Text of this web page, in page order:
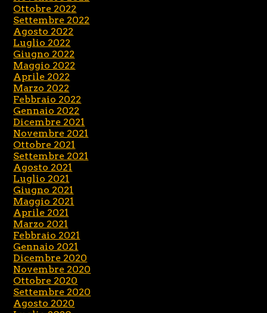
Ottobre 2022
Settembre 2022
Agosto 2022
Luglio 2022
Giugno 2022
Maggio 2022
Aprile 2022
Marzo 2022
Febbraio 2022
Gennaio 2022
Dicembre 2021
Novembre 2021
Ottobre 2021
Settembre 2021
Agosto 2021
Luglio 2021
Giugno 2021
Maggio 2021
Aprile 2021
Marzo 2021
Febbraio 2021
Gennaio 2021
Dicembre 2020
Novembre 2020
Ottobre 2020
Settembre 2020
Agosto 2020